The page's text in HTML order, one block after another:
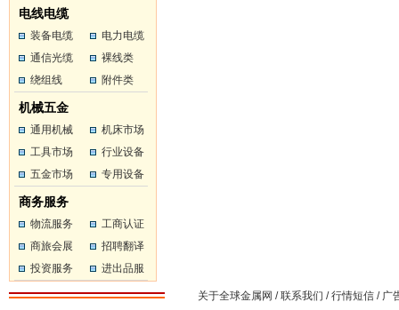
塑料
电线电缆
装备电缆
电力电缆
通信光缆
裸线类
绕组线
附件类
机械五金
通用机械
机床市场
工具市场
行业设备
五金市场
专用设备
商务服务
物流服务
工商认证
商旅会展
招聘翻译
投资服务
进出品服
务
关于全球金属网 /联系我们 /行情短信/ 广